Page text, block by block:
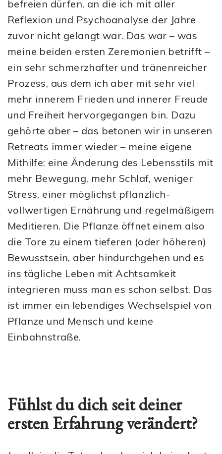
befreien dürfen, an die ich mit aller
Reflexion und Psychoanalyse der Jahre
zuvor nicht gelangt war. Das war – was
meine beiden ersten Zeremonien betrifft –
ein sehr schmerzhafter und tränenreicher
Prozess, aus dem ich aber mit sehr viel
mehr innerem Frieden und innerer Freude
und Freiheit hervorgegangen bin. Dazu
gehörte aber – das betonen wir in unseren
Retreats immer wieder – meine eigene
Mithilfe: eine Änderung des Lebensstils mit
mehr Bewegung, mehr Schlaf, weniger
Stress, einer möglichst pflanzlich-
vollwertigen Ernährung und regelmäßigem
Meditieren. Die Pflanze öffnet einem also
die Tore zu einem tieferen (oder höheren)
Bewusstsein, aber hindurchgehen und es
ins tägliche Leben mit Achtsamkeit
integrieren muss man es schon selbst. Das
ist immer ein lebendiges Wechselspiel von
Pflanze und Mensch und keine
Einbahnstraße.
Fühlst du dich seit deiner
ersten Erfahrung verändert?